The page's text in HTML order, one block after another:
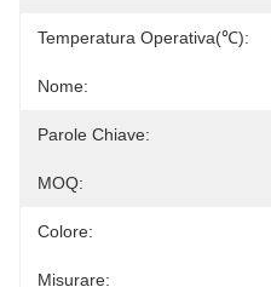
Temperatura Operativa(℃):
Nome:
Parole Chiave:
MOQ:
Colore:
Misurare: